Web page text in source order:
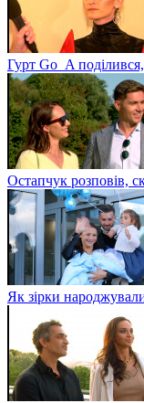
Гурт Go_A
Остапчук розповів,
Як зірки